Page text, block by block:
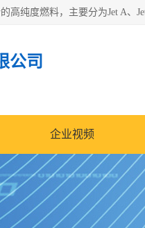
公司
企业视频